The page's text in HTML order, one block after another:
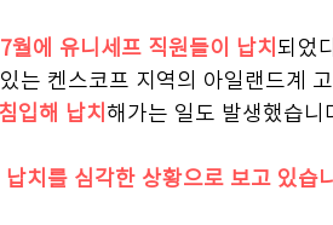
월에 유니세프 직원들이 납치되었
는 켄스코프 지역의 아일랜드계 고
입해 납치해가는 일도 발생했습니
치를 심각한 상황으로 보고 있습